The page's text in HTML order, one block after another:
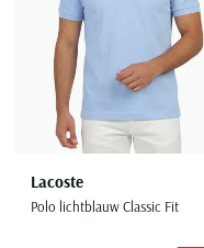
Lacoste
Polo lichtblauw Classic Fit